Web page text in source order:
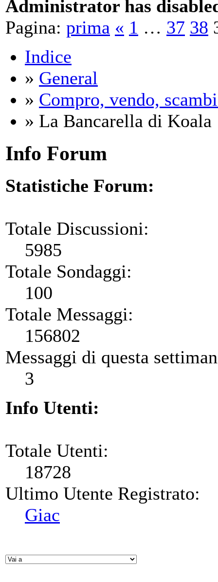
Administrator has
Pagina: prima « 1 … 37 38
Indice
» General
» Compro, vendo,
» La Bancarella di Koala
Info Forum
Statistiche Forum:
Totale Discussioni:
5985
Totale Sondaggi:
100
Totale Messaggi:
156802
Messaggi di questa
3
Info Utenti:
Totale Utenti:
18728
Ultimo Utente Registrato:
Giac